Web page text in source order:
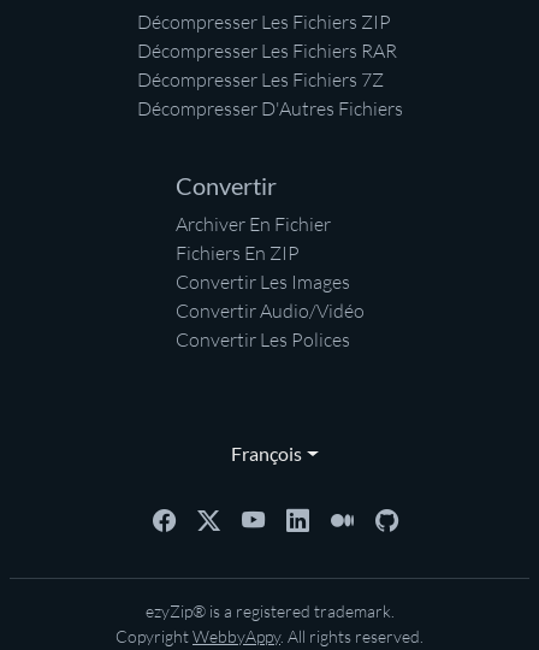
Décompresser Les Fichiers ZIP
Décompresser Les Fichiers RAR
Décompresser Les Fichiers 7Z
Décompresser D'Autres Fichiers
Convertir
Archiver En Fichier
Fichiers En ZIP
Convertir Les Images
Convertir Audio/Vidéo
Convertir Les Polices
François
ezyZip® is a registered trademark.
CopyrightWebbyAppy. All rights reserved.